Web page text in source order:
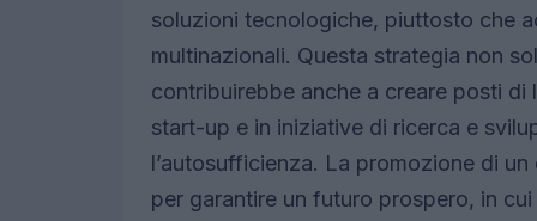
soluzioni tecnologiche, piuttosto che
multinazionali. Questa strategia non
contribuirebbe anche a creare posti di
start-up e in iniziative di ricerca e
l’autosufficienza. La promozione di
per garantire un futuro prospero, in